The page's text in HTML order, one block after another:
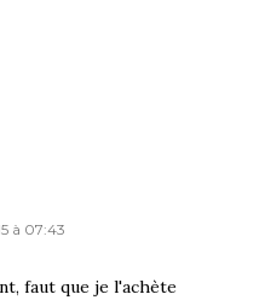
à 07:43
faut que je l'achète